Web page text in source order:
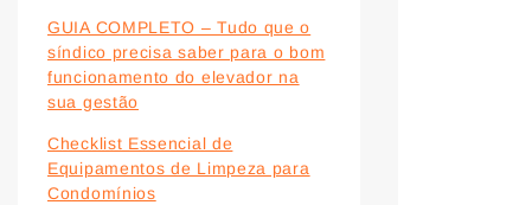
GUIA COMPLETO – Tudo que o
síndico precisa saber para o bom
funcionamento do elevador na
sua gestão
Checklist Essencial de
Equipamentos de Limpeza para
Condomínios